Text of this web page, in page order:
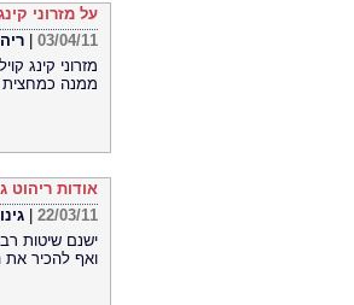
על מזרוני
03/04/11
מזרוני קינג
ממנה כמחצית
אודות ריהוט
22/03/11
ישנם שיטות
ואף להכיר את